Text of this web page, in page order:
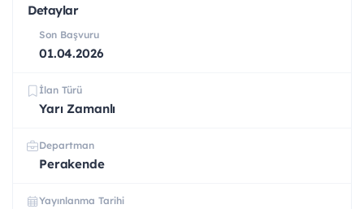
Detaylar
Son Başvuru
01.04.2026
İlan Türü
Yarı Zamanlı
Departman
Perakende
Yayınlanma Tarihi